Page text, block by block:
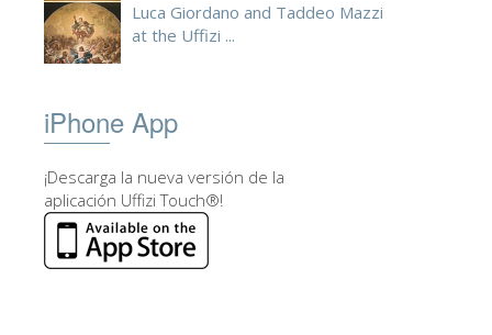
Luca Giordano and Taddeo Mazzi
at the Uffizi ...
iPhone App
¡Descarga la nueva versión de la
aplicación Uffizi Touch®!